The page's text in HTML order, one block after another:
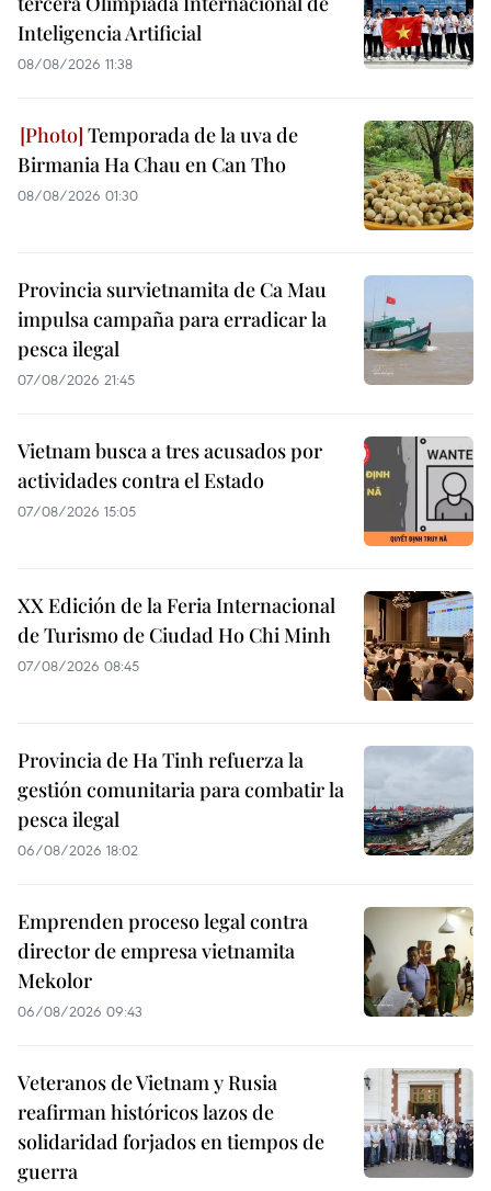
Inteligencia Artificial
08/08/2026 11:38
Temporada de la uva de
Birmania Ha Chau en Can Tho
08/08/2026 01:30
Provincia survietnamita de Ca Mau
impulsa campaña para erradicar la
pesca ilegal
07/08/2026 21:45
Vietnam busca a tres acusados por
actividades contra el Estado
07/08/2026 15:05
XX Edición de la Feria Internacional
de Turismo de Ciudad Ho Chi Minh
07/08/2026 08:45
Provincia de Ha Tinh refuerza la
gestión comunitaria para combatir la
pesca ilegal
06/08/2026 18:02
Emprenden proceso legal contra
director de empresa vietnamita
Mekolor
06/08/2026 09:43
Veteranos de Vietnam y Rusia
reafirman históricos lazos de
solidaridad forjados en tiempos de
guerra